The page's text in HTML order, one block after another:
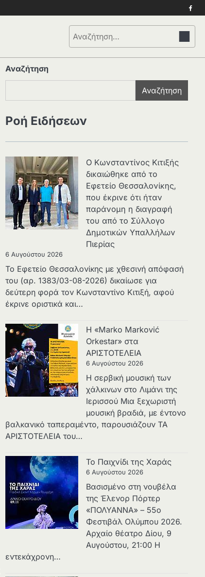
Αναζήτηση
για:
Αναζήτηση
Αναζήτηση
Ροή Ειδήσεων
Ο Κωνσταντίνος Κιτιξής
δικαιώθηκε από το
Εφετείο Θεσσαλονίκης,
που έκρινε ότι ήταν
παράνομη η διαγραφή
του από το Σύλλογο
Δημοτικών Υπαλλήλων
Πιερίας
6 Αυγούστου 2026
Το Εφετείο Θεσσαλονίκης με χθεσινή απόφασή
του (αρ. 1383/03-08-2026) δικαίωσε για
δεύτερη φορά τον Κωνσταντίνο Κιτιξή, αφού
έκρινε οριστικά και…
Η «Marko Marković
Orkestar» στα
ΑΡΙΣΤΟΤΕΛΕΙΑ
6 Αυγούστου 2026
Η σερβική μουσική των
χάλκινων στο Λιμάνι της
Ιερισσού Μια ξεχωριστή
μουσική βραδιά, με έντονο
βαλκανικό ταπεραμέντο, παρουσιάζουν ΤΑ
ΑΡΙΣΤΟΤΕΛΕΙΑ του…
Το Παιχνίδι της Χαράς
6 Αυγούστου 2026
Βασισμένο στη νουβέλα
της Έλενορ Πόρτερ
«ΠΟΛΥΑΝΝΑ» – 55ο
Φεστιβάλ Ολύμπου 2026.
Αρχαίο θέατρο Δίου, 9
Αυγούστου, 21:00 Η
εντεκάχρονη…